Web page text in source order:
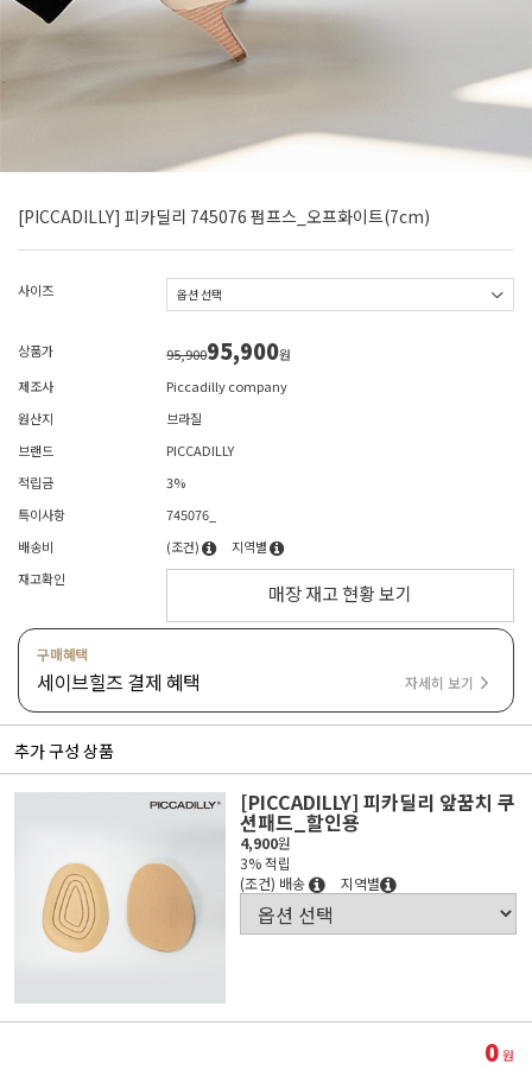
[PICCADILLY] 피카딜리 745076 펌프스_오프화이트(7cm)
사이즈
상품가 95,90095,900원
제조사
Piccadilly company
원산지
브라질
브랜드
PICCADILLY
적립금
3%
특이사항
745076_
배송비
(조건)
지역별
재고확인
매장 재고 현황 보기
구매혜택
세이브힐즈 결제 혜택 자세히 보기
추가 구성 상품
[PICCADILLY] 피카딜리 앞꿈치 쿠
션패드_할인용
4,900원
3% 적립
(조건) 배송
지역별
0원